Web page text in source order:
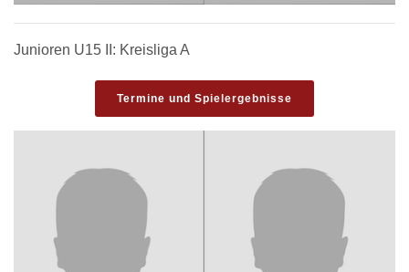
Junioren U15 II: Kreisliga A
Termine und Spielergebnisse